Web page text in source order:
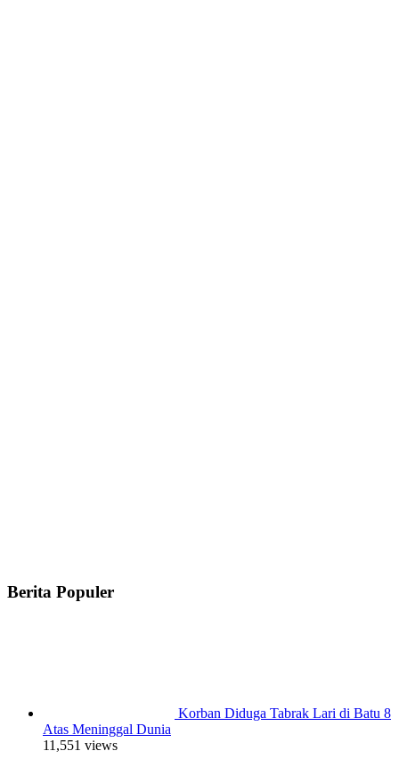
Berita Populer
Korban Diduga Tabrak Lari di Batu 8
Atas Meninggal Dunia
11,551 views